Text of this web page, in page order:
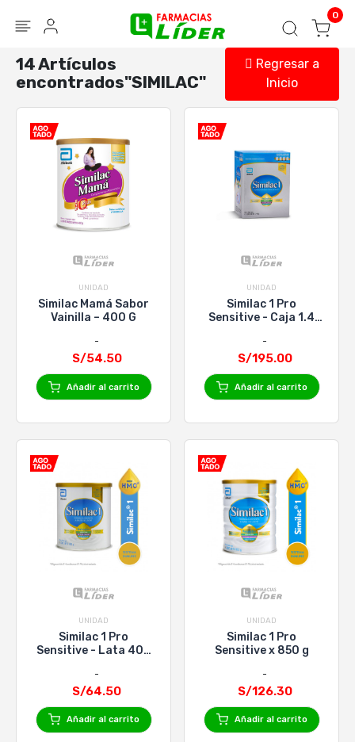
Seguir mi pedido 0
14 Artículos
encontrados"SIMILAC"
Regresar a
Inicio
UNIDAD
Similac Mamá Sabor
Vainilla – 400 G
S/54.50
Añadir al carrito
UNIDAD
Similac 1 Pro
Sensitive - Caja 1.4
S/195.00
Añadir al carrito
UNIDAD
Similac 1 Pro
Sensitive - Lata 400
S/64.50
Añadir al carrito
UNIDAD
Similac 1 Pro
Sensitive x 850 g
S/126.30
Añadir al carrito